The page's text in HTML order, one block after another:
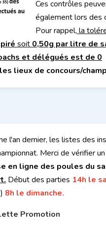
Ces contrôles
également lors des
Pour rappel, la
soit 0,50g par litre de
et délégués est de 0
lieux de concours/
l'an dernier, les listes des
Merci de vérifier
en ligne des poules du
Début des parties 14h le
8h le dimanche.
Promotion